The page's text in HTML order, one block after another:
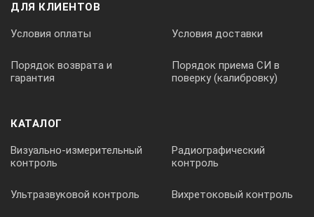
ДЛЯ КЛИЕНТОВ
Условия оплаты Условия доставки
Порядок возврата и
гарантия
Порядок приема СИ в
поверку (калибровку)
КАТАЛОГ
Визуально-измерительный
контроль
Радиографический
контроль
Ультразвуковой контроль Вихретоковый контроль